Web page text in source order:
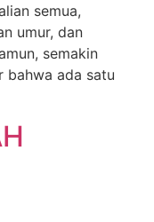
semua,
umur, dan
semakin
bahwa ada satu